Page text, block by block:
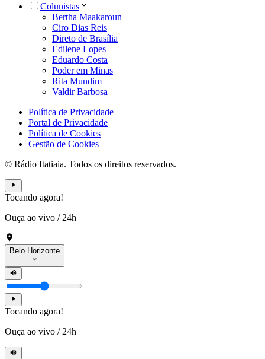
Colunistas
Bertha Maakaroun
Ciro Dias Reis
Direto de Brasília
Edilene Lopes
Eduardo Costa
Poder em Minas
Rita Mundim
Valdir Barbosa
Política de Privacidade
Portal de Privacidade
Política de Cookies
Gestão de Cookies
© Rádio Itatiaia. Todos os direitos reservados.
Tocando agora!
Ouça ao vivo / 24h
Belo Horizonte
Tocando agora!
Ouça ao vivo / 24h